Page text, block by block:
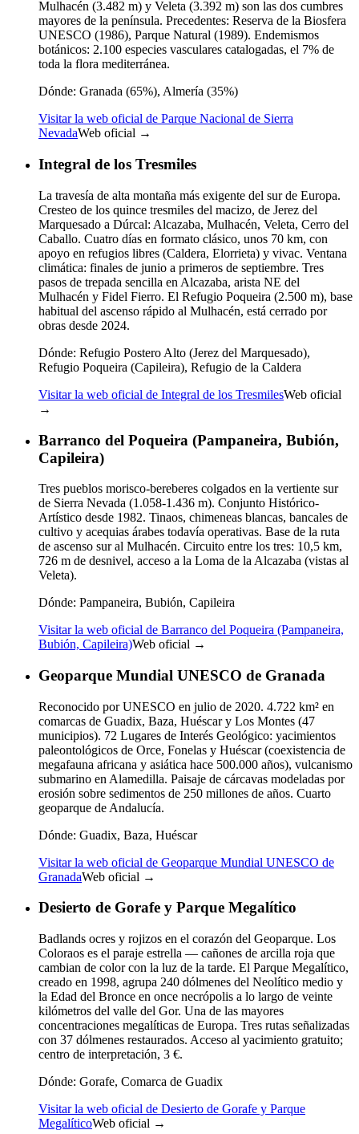
Mulhacén (3.482 m) y Veleta (3.392 m) son las dos cumbres
mayores de la península. Precedentes: Reserva de la Biosfera
UNESCO (1986), Parque Natural (1989). Endemismos
botánicos: 2.100 especies vasculares catalogadas, el 7% de
toda la flora mediterránea.
Dónde: Granada (65%), Almería (35%)
Visitar la web oficial de Parque Nacional de Sierra
NevadaWeb oficial →
Integral de los Tresmiles
La travesía de alta montaña más exigente del sur de Europa.
Cresteo de los quince tresmiles del macizo, de Jerez del
Marquesado a Dúrcal: Alcazaba, Mulhacén, Veleta, Cerro del
Caballo. Cuatro días en formato clásico, unos 70 km, con
apoyo en refugios libres (Caldera, Elorrieta) y vivac. Ventana
climática: finales de junio a primeros de septiembre. Tres
pasos de trepada sencilla en Alcazaba, arista NE del
Mulhacén y Fidel Fierro. El Refugio Poqueira (2.500 m), base
habitual del ascenso rápido al Mulhacén, está cerrado por
obras desde 2024.
Dónde: Refugio Postero Alto (Jerez del Marquesado),
Refugio Poqueira (Capileira), Refugio de la Caldera
Visitar la web oficial de Integral de los TresmilesWeb oficial
→
Barranco del Poqueira (Pampaneira, Bubión,
Capileira)
Tres pueblos morisco-bereberes colgados en la vertiente sur
de Sierra Nevada (1.058-1.436 m). Conjunto Histórico-
Artístico desde 1982. Tinaos, chimeneas blancas, bancales de
cultivo y acequias árabes todavía operativas. Base de la ruta
de ascenso sur al Mulhacén. Circuito entre los tres: 10,5 km,
726 m de desnivel, acceso a la Loma de la Alcazaba (vistas al
Veleta).
Dónde: Pampaneira, Bubión, Capileira
Visitar la web oficial de Barranco del Poqueira (Pampaneira,
Bubión, Capileira)Web oficial →
Geoparque Mundial UNESCO de Granada
Reconocido por UNESCO en julio de 2020. 4.722 km² en
comarcas de Guadix, Baza, Huéscar y Los Montes (47
municipios). 72 Lugares de Interés Geológico: yacimientos
paleontológicos de Orce, Fonelas y Huéscar (coexistencia de
megafauna africana y asiática hace 500.000 años), vulcanismo
submarino en Alamedilla. Paisaje de cárcavas modeladas por
erosión sobre sedimentos de 250 millones de años. Cuarto
geoparque de Andalucía.
Dónde: Guadix, Baza, Huéscar
Visitar la web oficial de Geoparque Mundial UNESCO de
GranadaWeb oficial →
Desierto de Gorafe y Parque Megalítico
Badlands ocres y rojizos en el corazón del Geoparque. Los
Coloraos es el paraje estrella — cañones de arcilla roja que
cambian de color con la luz de la tarde. El Parque Megalítico,
creado en 1998, agrupa 240 dólmenes del Neolítico medio y
la Edad del Bronce en once necrópolis a lo largo de veinte
kilómetros del valle del Gor. Una de las mayores
concentraciones megalíticas de Europa. Tres rutas señalizadas
con 37 dólmenes restaurados. Acceso al yacimiento gratuito;
centro de interpretación, 3 €.
Dónde: Gorafe, Comarca de Guadix
Visitar la web oficial de Desierto de Gorafe y Parque
MegalíticoWeb oficial →